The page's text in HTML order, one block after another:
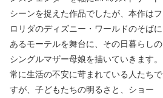
シーンを捉えた作品でしたが、本作はフ
ロリダのディズニー・ワールドのそばに
あるモーテルを舞台に、その日暮らしの
シングルマザー母娘を描いていきます。
常に生活の不安に苛まれている人たちで
すが、子どもたちの明るさと、ショー